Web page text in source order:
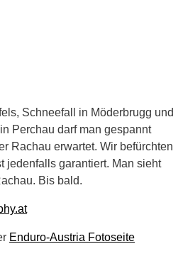
Schneefall in Möderbrugg und
Perchau darf man gespannt
Rachau erwartet. Wir befürchten
jedenfalls garantiert. Man sieht
Bis bald.
Enduro-Austria Fotoseite